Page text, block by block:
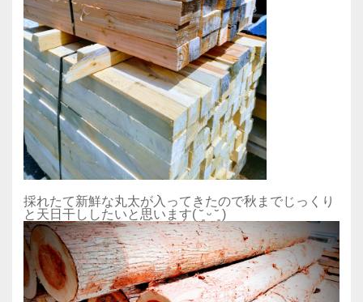
採れたて新鮮な丸太が入ってきたので秋までじっくり
と天日干ししたいと思います( ˘͈ ᵕ ˘͈ )